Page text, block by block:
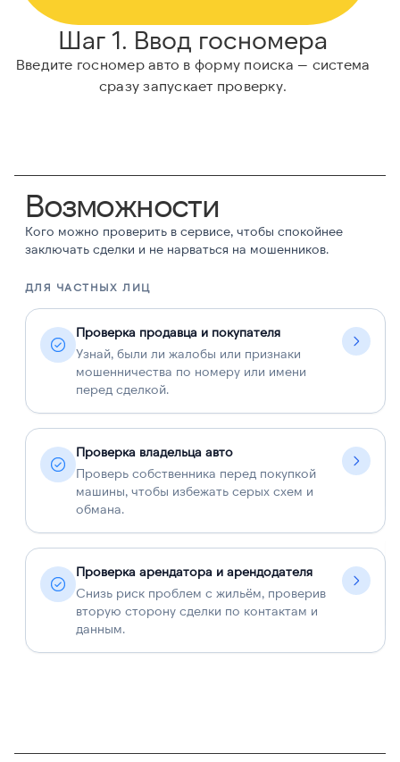
Шаг 1. Ввод госномера
Введите госномер авто в форму поиска — система
сразу запускает проверку.
Возможности
Кого можно проверить в сервисе, чтобы спокойнее
заключать сделки и не нарваться на мошенников.
ДЛЯ ЧАСТНЫХ ЛИЦ
Проверка продавца и покупателя
Узнай, были ли жалобы или признаки
мошенничества по номеру или имени
перед сделкой.
Проверка владельца авто
Проверь собственника перед покупкой
машины, чтобы избежать серых схем и
обмана.
Проверка арендатора и арендодателя
Снизь риск проблем с жильём, проверив
вторую сторону сделки по контактам и
данным.